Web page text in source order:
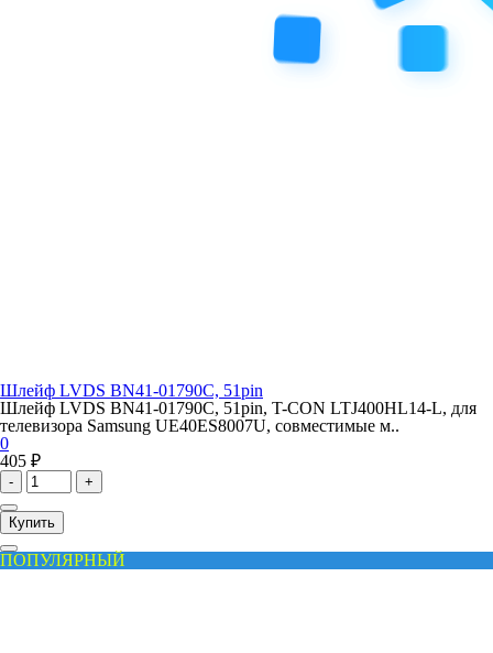
Шлейф LVDS BN41-01790C, 51pin
Шлейф LVDS BN41-01790C, 51pin, T-CON LTJ400HL14-L, для
телевизора Samsung UE40ES8007U, совместимые м..
0
405 ₽
- +
Купить
ПОПУЛЯРНЫЙ